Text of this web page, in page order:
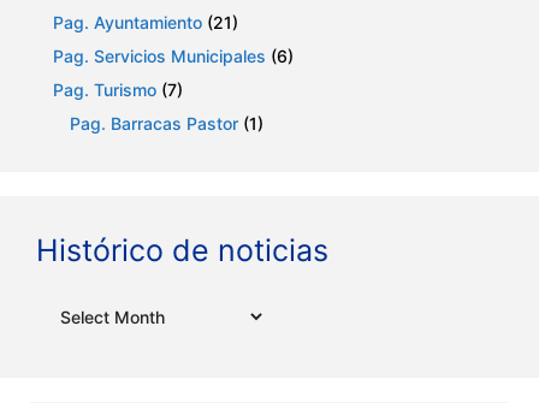
Pag. Ayuntamiento (21)
Pag. Servicios Municipales (6)
Pag. Turismo (7)
Pag. Barracas Pastor (1)
Histórico de noticias